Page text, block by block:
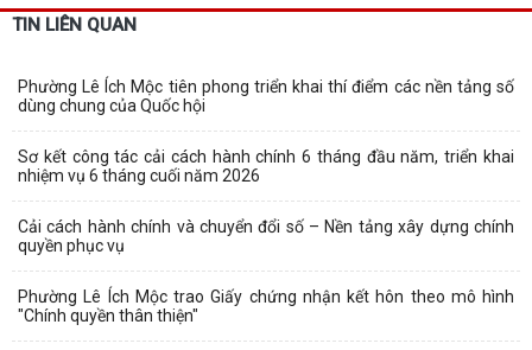
TIN LIÊN QUAN
Phường Lê Ích Mộc tiên phong triển khai thí điểm các nền tảng số
dùng chung của Quốc hội
Sơ kết công tác cải cách hành chính 6 tháng đầu năm, triển khai
nhiệm vụ 6 tháng cuối năm 2026
Cải cách hành chính và chuyển đổi số – Nền tảng xây dựng chính
quyền phục vụ
Phường Lê Ích Mộc trao Giấy chứng nhận kết hôn theo mô hình
"Chính quyền thân thiện"